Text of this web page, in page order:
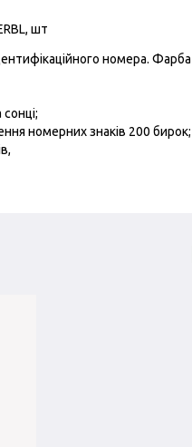
шт
номера.
номерних знаків 200 бирок;